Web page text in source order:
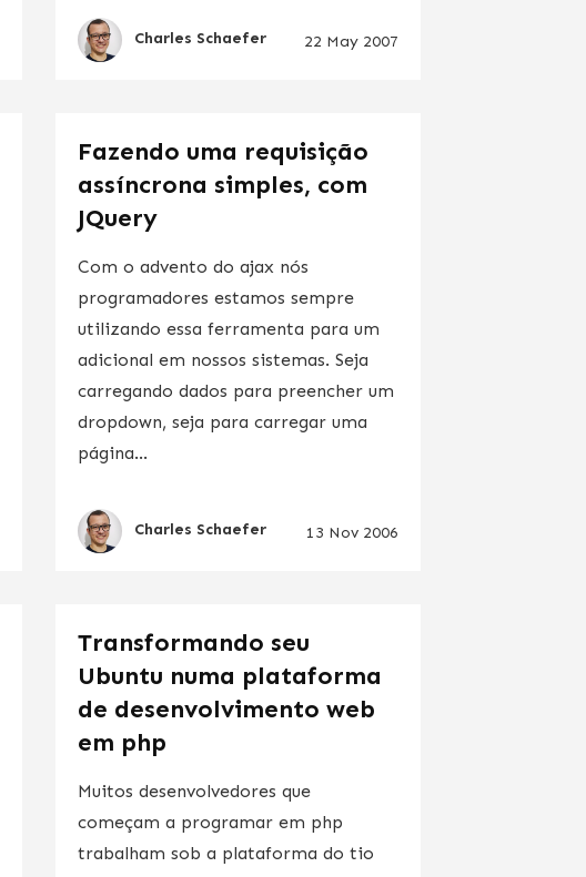
Charles Schaefer 22 May 2007
Fazendo uma requisição
assíncrona simples, com
JQuery
Com o advento do ajax nós
programadores estamos sempre
utilizando essa ferramenta para um
adicional em nossos sistemas. Seja
carregando dados para preencher um
dropdown, seja para carregar uma
página...
Charles Schaefer 13 Nov 2006
Transformando seu
Ubuntu numa plataforma
de desenvolvimento web
em php
Muitos desenvolvedores que
começam a programar em php
trabalham sob a plataforma do tio